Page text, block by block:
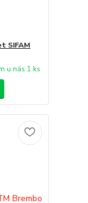
SIFAM
u nás 1 ks